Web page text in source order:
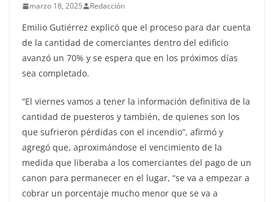
marzo 18, 2025 Redacción
Emilio Gutiérrez explicó que el proceso para dar cuenta
de la cantidad de comerciantes dentro del edificio
avanzó un 70% y se espera que en los próximos días
sea completado.
“El viernes vamos a tener la información definitiva de la
cantidad de puesteros y también, de quienes son los
que sufrieron pérdidas con el incendio”, afirmó y
agregó que, aproximándose el vencimiento de la
medida que liberaba a los comerciantes del pago de un
canon para permanecer en el lugar, “se va a empezar a
cobrar un porcentaje mucho menor que se va a